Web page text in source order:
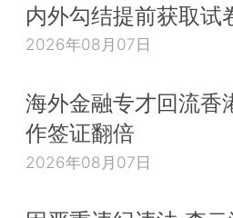
内外勾结提前获取试
2026年08月07日
海外金融专才回流香
作签证翻倍
2026年08月07日